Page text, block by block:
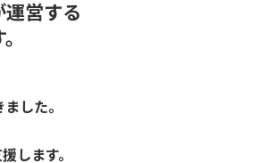
営する
した。
します。